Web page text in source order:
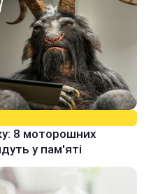
8 моторошних
у пам'яті